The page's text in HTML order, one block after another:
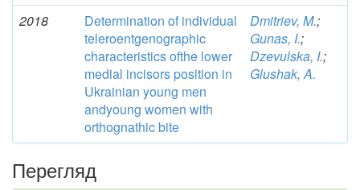
2018
Determination of individual
teleroentgenographic
characteristics ofthe lower
medial incisors position in
Ukrainian young men
andyoung women with
orthognathic bite
Dmitriev, M.;
Gunas, I.;
Dzevulska, I.;
Glushak, A.
Перегляд